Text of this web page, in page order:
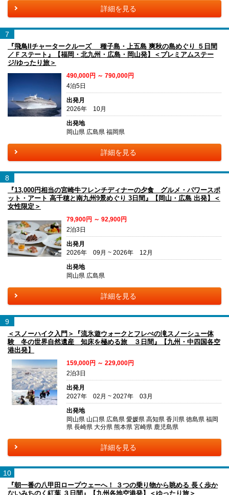
詳細を見る
7
『飛鳥IIチャータークルーズ 種子島・上五島 爽秋の島めぐり ５日間
／Ｆステート』【福岡・北九州・広島・岡山発】＜プレミアムステー
ジ/ゆったり旅＞
490,000円 ～ 790,000円
4泊5日
出発月
2026年 10月
出発地
岡山県 広島県 福岡県
詳細を見る
8
『13,000円相当の宮崎牛フレンチディナーの夕食 グルメ・パワースポ
ット・アート 高千穂と南九州9景めぐり 3日間』【岡山・広島 出発】＜
女性限定＞
79,900円 ～ 92,900円
2泊3日
出発月
2026年 09月 ~ 2026年 12月
出発地
岡山県 広島県
詳細を見る
9
＜スノーハイク入門＞『流氷遊ウォークとフレぺの滝スノーシュー体
験 冬の世界自然遺産 知床を極める旅 ３日間』【九州・中四国各空
港出発】
159,000円 ～ 229,000円
2泊3日
出発月
2027年 02月 ~ 2027年 03月
出発地
岡山県 山口県 広島県 愛媛県 高知県 香川県 徳島県 福岡
県 長崎県 大分県 熊本県 宮崎県 鹿児島県
詳細を見る
10
『朝一番の八甲田ロープウェーへ！ ３つの乗り物から眺める 長く歩か
ないみちのく紅葉 ３日間』【九州各地空港発】＜ゆったり旅＞